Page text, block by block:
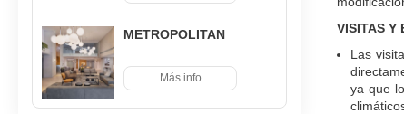
VISITAS Y
Las
ya que
METROPOLITAN
Más info